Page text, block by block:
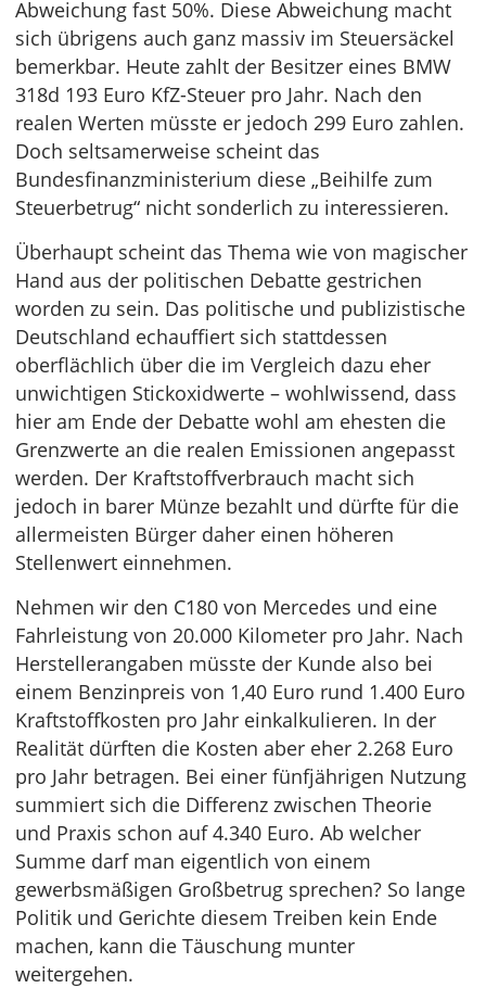
Abweichung fast 50%. Diese Abweichung macht
sich übrigens auch ganz massiv im Steuersäckel
bemerkbar. Heute zahlt der Besitzer eines BMW
318d 193 Euro KfZ-Steuer pro Jahr. Nach den
realen Werten müsste er jedoch 299 Euro zahlen.
Doch seltsamerweise scheint das
Bundesfinanzministerium diese „Beihilfe zum
Steuerbetrug“ nicht sonderlich zu interessieren.
Überhaupt scheint das Thema wie von magischer
Hand aus der politischen Debatte gestrichen
worden zu sein. Das politische und publizistische
Deutschland echauffiert sich stattdessen
oberflächlich über die im Vergleich dazu eher
unwichtigen Stickoxidwerte – wohlwissend, dass
hier am Ende der Debatte wohl am ehesten die
Grenzwerte an die realen Emissionen angepasst
werden. Der Kraftstoffverbrauch macht sich
jedoch in barer Münze bezahlt und dürfte für die
allermeisten Bürger daher einen höheren
Stellenwert einnehmen.
Nehmen wir den C180 von Mercedes und eine
Fahrleistung von 20.000 Kilometer pro Jahr. Nach
Herstellerangaben müsste der Kunde also bei
einem Benzinpreis von 1,40 Euro rund 1.400 Euro
Kraftstoffkosten pro Jahr einkalkulieren. In der
Realität dürften die Kosten aber eher 2.268 Euro
pro Jahr betragen. Bei einer fünfjährigen Nutzung
summiert sich die Differenz zwischen Theorie
und Praxis schon auf 4.340 Euro. Ab welcher
Summe darf man eigentlich von einem
gewerbsmäßigen Großbetrug sprechen? So lange
Politik und Gerichte diesem Treiben kein Ende
machen, kann die Täuschung munter
weitergehen.